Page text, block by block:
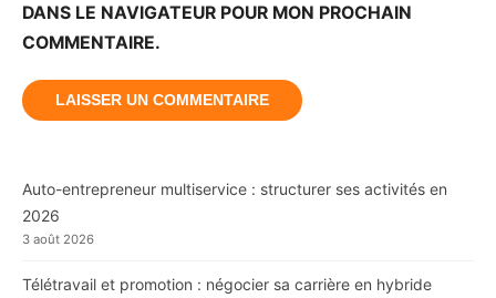
DANS LE NAVIGATEUR POUR MON PROCHAIN
COMMENTAIRE.
Auto-entrepreneur multiservice : structurer ses activités en
2026
3 août 2026
Télétravail et promotion : négocier sa carrière en hybride